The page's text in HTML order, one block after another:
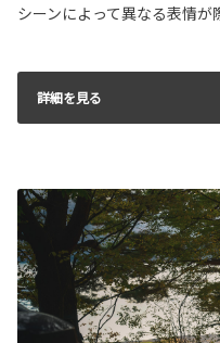
シーンによって異なる表情が
詳細を見る